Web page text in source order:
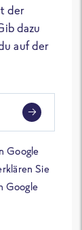
der
dazu
auf der
Google
Sie
Google